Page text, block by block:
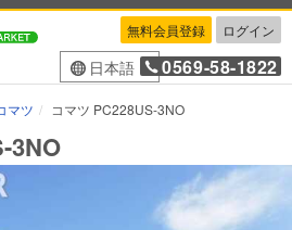
無料会員登録 ログイン
日本語 0569-58-1822
マツ コマツ PC228US-3NO
3NO